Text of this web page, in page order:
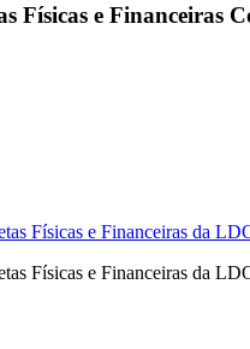
Físicas e Financeiras
Físicas e Financeiras da
Físicas e Financeiras da